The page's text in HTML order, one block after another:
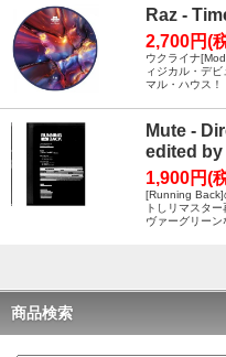
Raz -
2,700円(
ウクライナ
ィジカル・デ
マル・ハウス！
Mute -
edited
1,900円(
[Running Back]
トしリマスタ
ヴァーグリーン
商品検索